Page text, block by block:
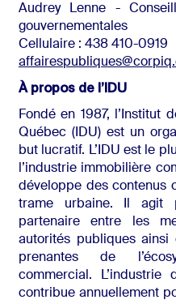
Audrey Lenne -
gouvernementales
Cellulaire : 438 410-0919
À propos de l’IDU
Fondé en 1987, l’Institut
Québec (IDU) est un
but lucratif. L’IDU est le
l’industrie immobilière
développe des contenus
trame urbaine. Il agit
partenaire entre les
autorités publiques ainsi
prenantes de
commercial. L’industrie
contribue annuellement